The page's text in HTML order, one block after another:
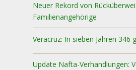
Neuer Rekord von
Familienangehörige
Veracruz: In sieben Jahren 346
Update Nafta-Verhandlungen: